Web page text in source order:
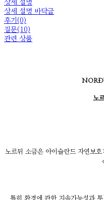
상세 설명
상세 설명 바닥글
후기(0)
질문(10)
관련 상품
노
노르뒤 소금은 아이슬란드 자연보
특히 환경에 관한 지속가능성과